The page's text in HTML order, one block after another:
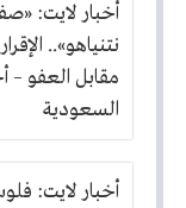
أخبار لايت:
نتنياهو»..
مقابل العفو –
السعودية
أخبار لايت: